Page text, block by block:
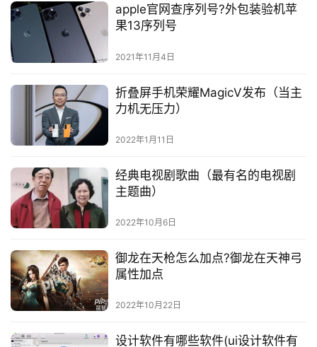
apple官网查序列号?外包装验机苹
果13序列号
2021年11月4日
折叠屏手机荣耀MagicV发布（当主
力机无压力）
2022年1月11日
经典电视剧歌曲（最有名的电视剧
主题曲）
2022年10月6日
御龙在天枪怎么加点?御龙在天神弓
属性加点
2022年10月22日
设计软件有哪些软件(ui设计软件有